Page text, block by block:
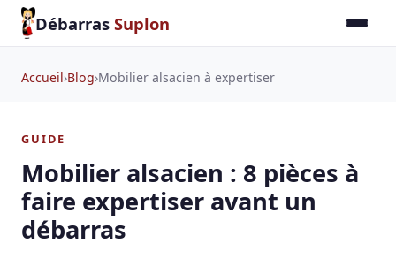
Débarras Suplon
Accueil›Blog›Mobilier alsacien à expertiser
GUIDE
Mobilier alsacien : 8 pièces à
faire expertiser avant un
débarras